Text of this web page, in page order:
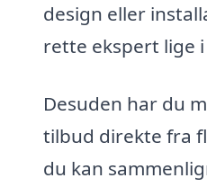
design eller
rette ekspert lige
Desuden har du
tilbud direkte fra
du kan